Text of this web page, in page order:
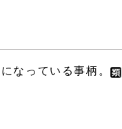
なっている事柄。